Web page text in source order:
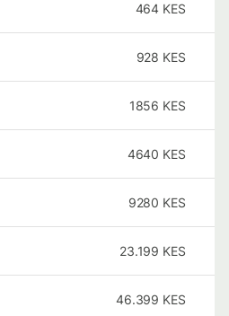
464 KES
928 KES
1856 KES
4640 KES
9280 KES
23.199 KES
46.399 KES